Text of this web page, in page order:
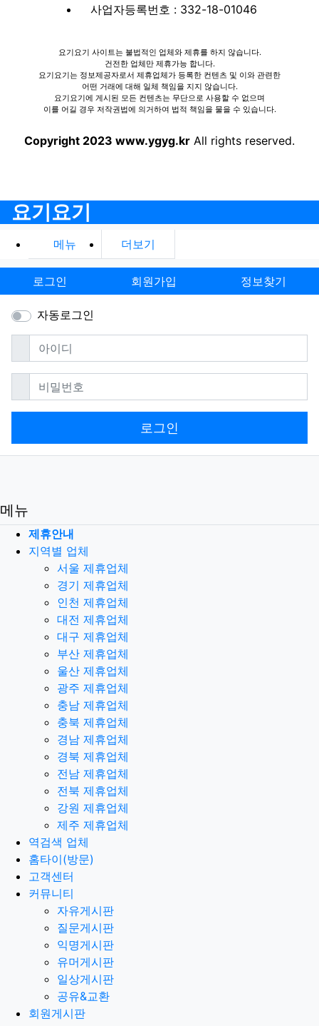
사업자등록번호 : 332-18-01046
요기요기 사이트는 불법적인 업체와 제휴를 하지 않습니다.
건전한 업체만 제휴가능 합니다.
요기요기는 정보제공자로서 제휴업체가 등록한 컨텐츠 및 이와 관련한
어떤 거래에 대해 일체 책임을 지지 않습니다.
요기요기에 게시된 모든 컨텐츠는 무단으로 사용할 수 없으며
이를 어길 경우 저작권법에 의거하여 법적 책임을 물을 수 있습니다.
Copyright 2023 www.ygyg.kr All rights reserved.
요기요기
메뉴 더보기
로그인 회원가입 정보찾기
자동로그인
아이디필수
비밀번호필수
로그인
메뉴
제휴안내
지역별 업체
서울 제휴업체
경기 제휴업체
인천 제휴업체
대전 제휴업체
대구 제휴업체
부산 제휴업체
울산 제휴업체
광주 제휴업체
충남 제휴업체
충북 제휴업체
경남 제휴업체
경북 제휴업체
전남 제휴업체
전북 제휴업체
강원 제휴업체
제주 제휴업체
역검색 업체
홈타이(방문)
고객센터
커뮤니티
자유게시판
질문게시판
익명게시판
유머게시판
일상게시판
공유&교환
회원게시판